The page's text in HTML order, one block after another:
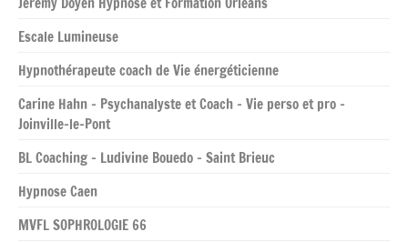
Escale Lumineuse
Hypnothérapeute coach de Vie énergéticienne
Carine Hahn – Psychanalyste et Coach – Vie perso et pro –
Joinville-le-Pont
BL Coaching – Ludivine Bouedo – Saint Brieuc
Hypnose Caen
MVFL SOPHROLOGIE 66